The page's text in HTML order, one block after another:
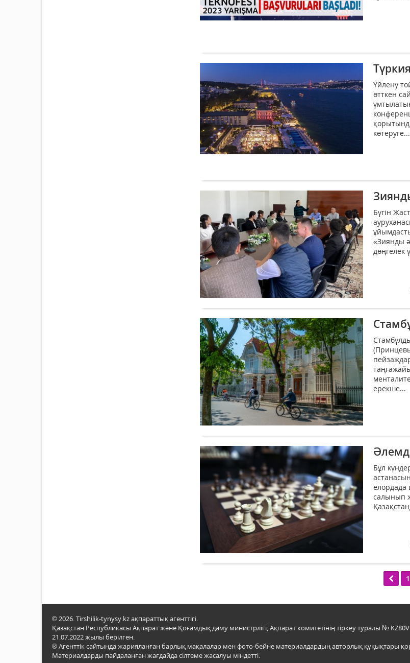
Үйлену
өтткен
көтеруге...
Бүгін
«Зиянды
дөңгелек
ерекше...
Бұл
елордад­а
салынып
1
© 2026. Tirshilik-tynysy.kz ақпараттық агенттігі.
Қазақстан Республикасы Ақпарат және Қоғамдық даму министрлігі, Ақпарат комитетінің тіркеу туралы №
21.07.2022 жылы берілген.
® Агенттік сайтында жарияланған барлық мақалалар мен фото-бейне материалдардың авторлық құқықтары
Материалдарды пайдаланған жағдайда сілтеме жасалуы міндетті.